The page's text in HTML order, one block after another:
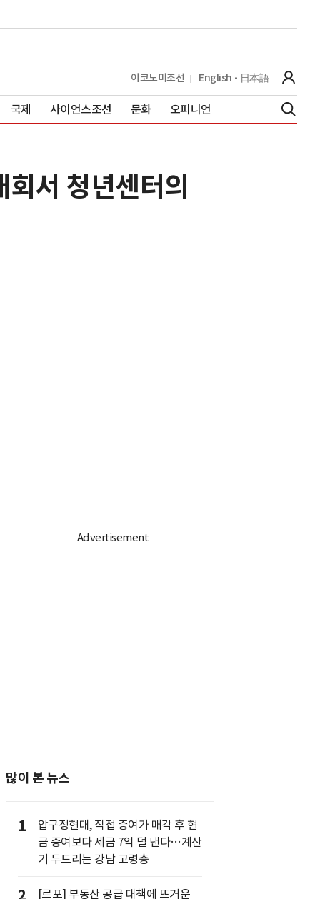
이코노미조선 English 日本語
국제 사이언스조선 문화 오피니언
서 청년센터의
많이 본 뉴스
1
압구정현대, 직접 증여가 매각 후 현
금 증여보다 세금 7억 덜 낸다…계산
기 두드리는 강남 고령층
[르포] 부동산 공급 대책에 뜨거운